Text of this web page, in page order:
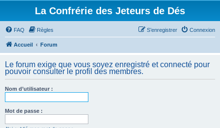
La Confrérie des Jeteurs de Dés
FAQ Règles Connexion
S’enregistrer
Accueil Forum
Le forum exige que vous soyez enregistré et connecté pour
pouvoir consulter le profil des membres.
Nom d’utilisateur :
Mot de passe :